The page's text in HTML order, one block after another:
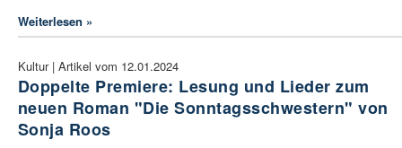
Weiterlesen »
Kultur | Artikel vom 12.01.2024
Doppelte Premiere: Lesung und Lieder zum
neuen Roman "Die Sonntagsschwestern" von
Sonja Roos